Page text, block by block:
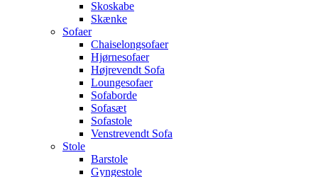
Skoskabe
Skænke
Sofaer
Chaiselongsofaer
Hjørnesofaer
Højrevendt Sofa
Loungesofaer
Sofaborde
Sofasæt
Sofastole
Venstrevendt Sofa
Stole
Barstole
Gyngestole